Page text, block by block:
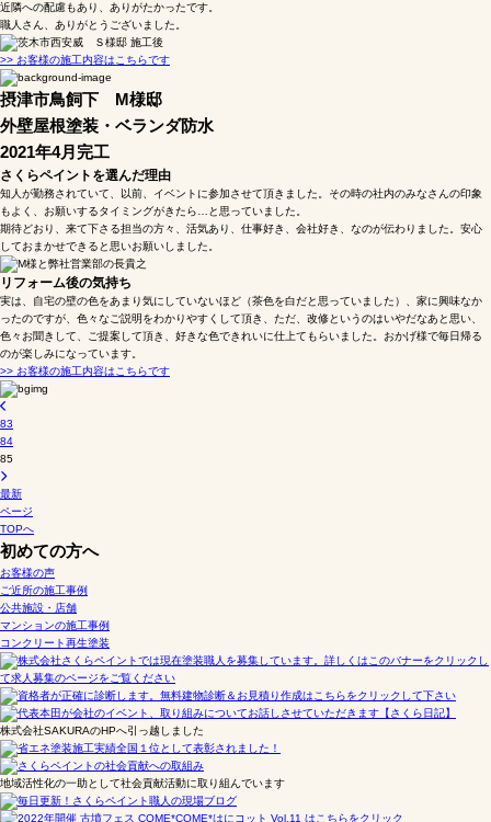
近隣への配慮もあり、ありがたかったです。
職人さん、ありがとうございました。
>> お客様の施工内容はこちらです
摂津市鳥飼下 М様邸
外壁屋根塗装・ベランダ防水
2021年4月完工
さくらペイントを選んだ理由
知人が勤務されていて、以前、イベントに参加させて頂きました。その時の社内のみなさんの印象
もよく、お願いするタイミングがきたら…と思っていました。
期待どおり、来て下さる担当の方々、活気あり、仕事好き、会社好き、なのが伝わりました。安心
しておまかせできると思いお願いしました。
リフォーム後の気持ち
実は、自宅の壁の色をあまり気にしていないほど（茶色を白だと思っていました）、家に興味なか
ったのですが、色々なご説明をわかりやすくして頂き、ただ、改修というのはいやだなあと思い、
色々お聞きして、ご提案して頂き、好きな色できれいに仕上てもらいました。おかげ様で毎日帰る
のが楽しみになっています。
>> お客様の施工内容はこちらです
83
84
85
最新
ページ
TOPへ
初めての方へ
お客様の声
ご近所の施工事例
公共施設・店舗
マンションの施工事例
コンクリート再生塗装
株式会社SAKURAのHPへ引っ越しました
地域活性化の一助として社会貢献活動に取り組んでいます